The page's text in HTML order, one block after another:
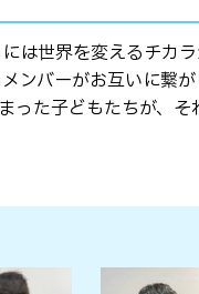
は世界を変えるチカ
ンバーがお互いに繋
った子どもたちが、